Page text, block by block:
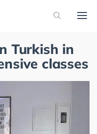
Turkish in
classes